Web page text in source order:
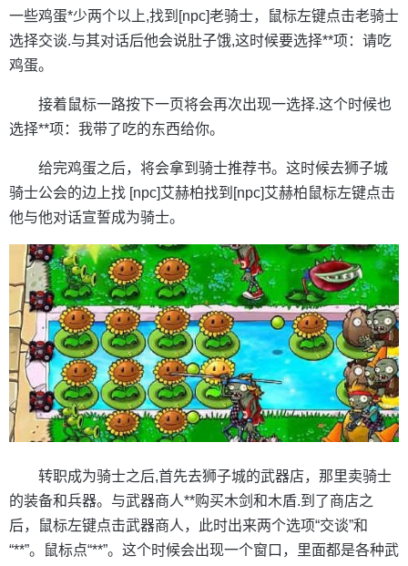
一些鸡蛋*少两个以上,找到[npc]老骑士，鼠标左键点击老骑士
选择交谈.与其对话后他会说肚子饿,这时候要选择**项：请吃
鸡蛋。
接着鼠标一路按下一页将会再次出现一选择.这个时候也
选择**项：我带了吃的东西给你。
给完鸡蛋之后，将会拿到骑士推荐书。这时候去狮子城
骑士公会的边上找 [npc]艾赫柏找到[npc]艾赫柏鼠标左键点击
他与他对话宣誓成为骑士。
转职成为骑士之后,首先去狮子城的武器店，那里卖骑士
的装备和兵器。与武器商人**购买木剑和木盾.到了商店之
后，鼠标左键点击武器商人，此时出来两个选项“交谈”和
“**”。鼠标点“**”。这个时候会出现一个窗口，里面都是各种武